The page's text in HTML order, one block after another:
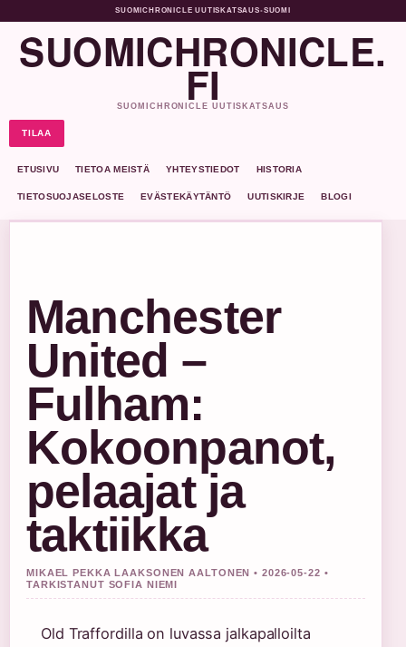
SUOMICHRONICLE UUTISKATSAUS•SUOMI
SUOMICHRONICLE.
FI
SUOMICHRONICLE UUTISKATSAUS
TILAA
ETUSIVU TIETOA MEISTÄ YHTEYSTIEDOT HISTORIA
TIETOSUOJASELOSTE EVÄSTEKÄYTÄNTÖ UUTISKIRJE BLOGI
Manchester
United –
Fulham:
Kokoonpanot,
pelaajat ja
taktiikka
MIKAEL PEKKA LAAKSONEN AALTONEN • 2026-05-22 •
TARKISTANUT SOFIA NIEMI
Old Traffordilla on luvassa jalkapalloilta